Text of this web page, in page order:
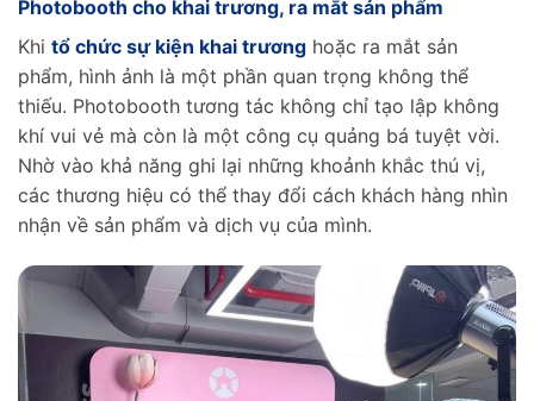
Photobooth cho khai trương, ra mắt sản phẩm
Khi tổ chức sự kiện khai trương hoặc ra mắt sản
phẩm, hình ảnh là một phần quan trọng không thể
thiếu. Photobooth tương tác không chỉ tạo lập không
khí vui vẻ mà còn là một công cụ quảng bá tuyệt vời.
Nhờ vào khả năng ghi lại những khoảnh khắc thú vị,
các thương hiệu có thể thay đổi cách khách hàng nhìn
nhận về sản phẩm và dịch vụ của mình.